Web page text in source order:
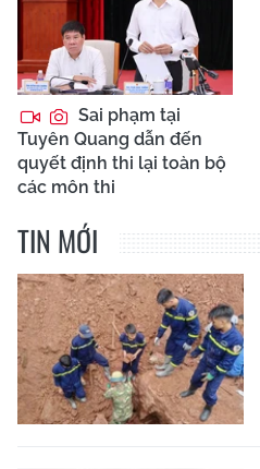
Sai phạm tại
Tuyên Quang dẫn đến
quyết định thi lại toàn bộ
các môn thi
TIN MỚI